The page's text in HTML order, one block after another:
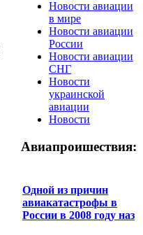
Новости авиации
в мире
Новости авиации
России
Новости авиации
СНГ
Новости
украинской
авиации
Новости
Авиапроишествия:
Одной из причин
авиакатастрофы в
России в 2008 году наз